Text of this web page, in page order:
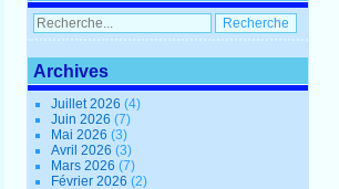
Archives
Juillet 2026(4)
Juin 2026(7)
Mai 2026(3)
Avril 2026(3)
Mars 2026(7)
Février 2026(2)